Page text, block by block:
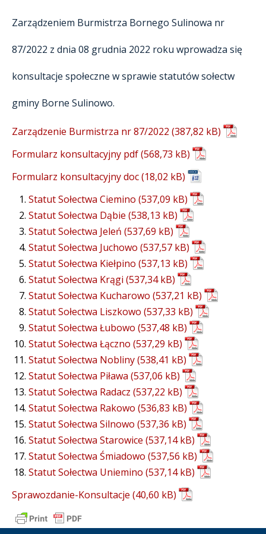
Zarządzeniem Burmistrza Bornego Sulinowa nr
87/2022 z dnia 08 grudnia 2022 roku wprowadza się
konsultacje społeczne w sprawie statutów sołectw
gminy Borne Sulinowo.
Zarządzenie Burmistrza nr 87/2022
Formularz konsultacyjny pdf
Formularz konsultacyjny doc
Statut Sołectwa Ciemino
Statut Sołectwa Dąbie
Statut Sołectwa Jeleń
Statut Sołectwa Juchowo
Statut Sołectwa Kiełpino
Statut Sołectwa Krągi
Statut Sołectwa Kucharowo
Statut Sołectwa Liszkowo
Statut Sołectwa Łubowo
Statut Sołectwa Łączno
Statut Sołectwa Nobliny
Statut Sołectwa Piława
Statut Sołectwa Radacz
Statut Sołectwa Rakowo
Statut Sołectwa Silnowo
Statut Sołectwa Starowice
Statut Sołectwa Śmiadowo
Statut Sołectwa Uniemino
Sprawozdanie-Konsultacje